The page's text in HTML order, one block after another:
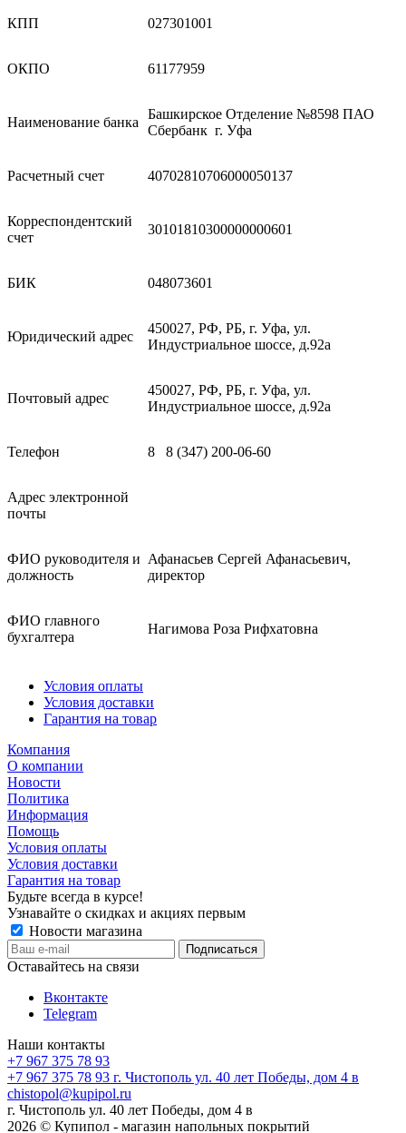
КПП 027301001
ОКПО 61177959
Наименование банка
Башкирское Отделение №8598 ПАО
Сбербанк г. Уфа
Расчетный счет 40702810706000050137
Корреспондентский
счет
30101810300000000601
БИК 048073601
Юридический адрес
450027, РФ, РБ, г. Уфа, ул.
Индустриальное шоссе, д.92а
Почтовый адрес
450027, РФ, РБ, г. Уфа, ул.
Индустриальное шоссе, д.92а
Телефон 8 8 (347) 200-06-60
Адрес электронной
почты
ФИО руководителя и
должность
Афанасьев Сергей Афанасьевич,
директор
ФИО главного
бухгалтера
Нагимова Роза Рифхатовна
Условия оплаты
Условия доставки
Гарантия на товар
Компания
О компании
Новости
Политика
Информация
Помощь
Условия оплаты
Условия доставки
Гарантия на товар
Будьте всегда в курсе!
Узнавайте о скидках и акциях первым
Новости магазина
Оставайтесь на связи
Вконтакте
Telegram
Наши контакты
+7 967 375 78 93
+7 967 375 78 93 г. Чистополь ул. 40 лет Победы, дом 4 в
chistopol@kupipol.ru
г. Чистополь ул. 40 лет Победы, дом 4 в
2026 © Купипол - магазин напольных покрытий